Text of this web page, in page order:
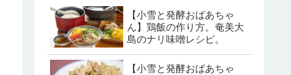
【小雪と発酵おばあちゃ
ん】鶏飯の作り方。奄美大
島のナリ味噌レシピ。
【小雪と発酵おばあちゃ